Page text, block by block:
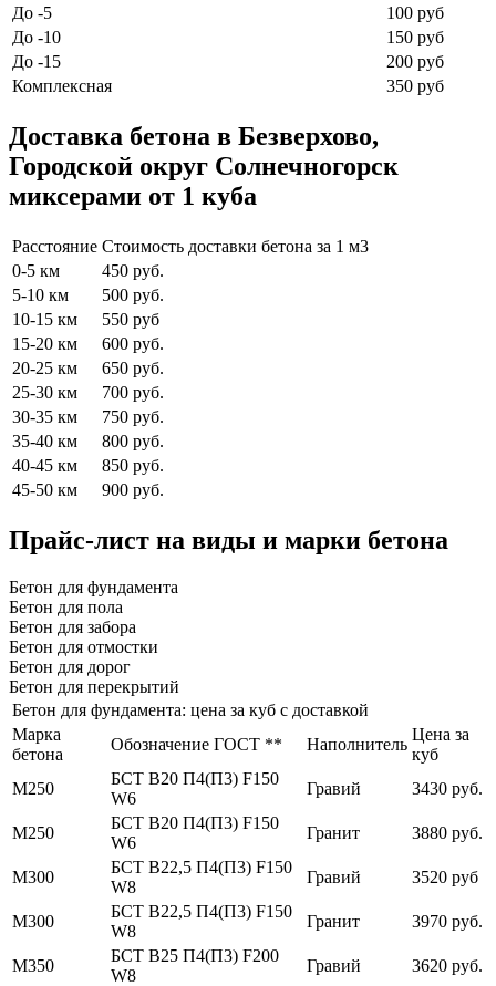
До -5
100 руб
До -10
150 руб
До -15
200 руб
Комплексная
350 руб
Доставка бетона в Безверхово,
Городской округ Солнечногорск
миксерами от 1 куба
Расстояние Стоимость доставки бетона за 1 м3
0-5 км
450 руб.
5-10 км
500 руб.
10-15 км
550 руб
15-20 км
600 руб.
20-25 км
650 руб.
25-30 км
700 руб.
30-35 км
750 руб.
35-40 км
800 руб.
40-45 км
850 руб.
45-50 км
900 руб.
Прайс-лист на виды и марки бетона
Бетон для фундамента
Бетон для пола
Бетон для забора
Бетон для отмостки
Бетон для дорог
Бетон для перекрытий
Бетон для фундамента: цена за куб с доставкой
Марка
бетона
Обозначение ГОСТ ** Наполнитель
Цена за
куб
М250
БСТ В20 П4(П3) F150
W6
Гравий 3430 руб.
М250
БСТ В20 П4(П3) F150
W6
Гранит 3880 руб.
М300
БСТ В22,5 П4(П3) F150
W8
Гравий 3520 руб
М300
БСТ В22,5 П4(П3) F150
W8
Гранит 3970 руб.
М350
БСТ В25 П4(П3) F200
W8
Гравий 3620 руб.